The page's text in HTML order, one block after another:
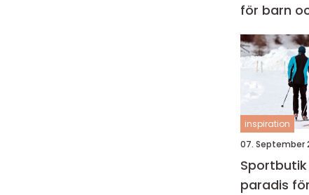
för barn
inspiration
07. September
Sportbutik
paradis för